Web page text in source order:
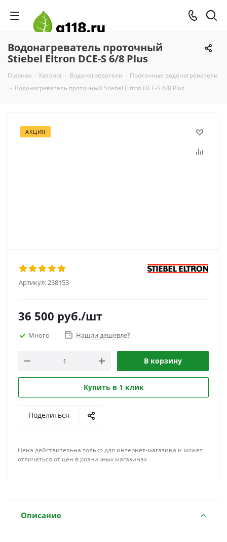
Водонагреватель проточный
Stiebel Eltron DCE-S 6/8 Plus
Главная - Каталог - Водонагреватели - Проточные водонагреватели
- Водонагреватель проточный Stiebel Eltron DCE-S 6/8 Plus
АКЦИЯ
Артикул:238153
36 500 руб./шт
Много Нашли дешевле?
В корзину
Купить в 1 клик
Поделиться
Цена действительна только для интернет-магазина и может
отличаться от цен в розничных магазинах
Описание